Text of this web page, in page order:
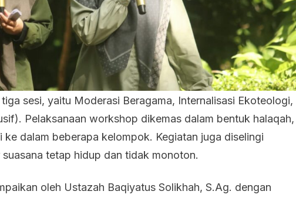
sesi, yaitu Moderasi Beragama, Internalisasi Ekoteologi,
Pelaksanaan workshop dikemas dalam bentuk halaqah,
ke dalam beberapa kelompok. Kegiatan juga diselingi
tetap hidup dan tidak monoton.
oleh Ustazah Baqiyatus Solikhah, S.Ag. dengan